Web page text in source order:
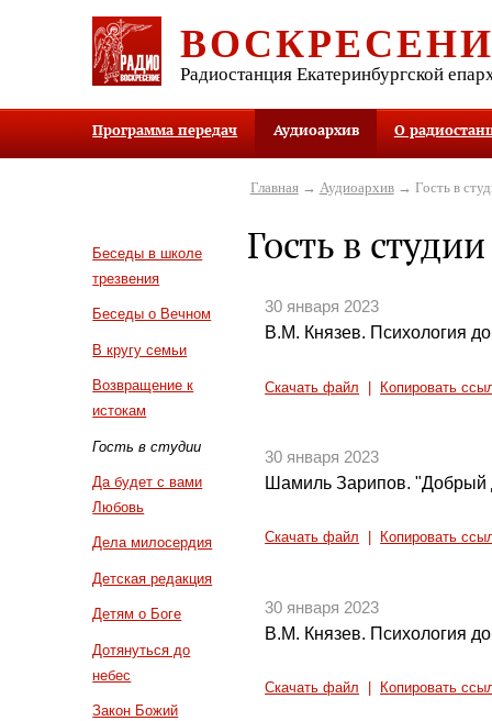
Радиостанция Екатеринбургской
Программа передач Аудиоархив О
Беседы в школе
трезвения
Беседы о Вечном
В кругу семьи
Возвращение к
истокам
Гость в студии
Да будет с вами
Любовь
Дела милосердия
Детская редакция
Детям о Боге
Дотянуться до
небес
Закон Божий
Главная→ Аудиоархив→ Гость в
Гость в студии
30 января 2023
В.М. Князев. Психология
Скачать файл Копировать
30 января 2023
Шамиль Зарипов. "Добрый
Скачать файл Копировать
30 января 2023
В.М. Князев. Психология
Скачать файл Копировать